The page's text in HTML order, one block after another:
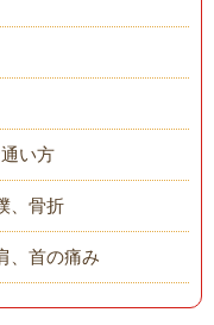
い方
、骨折
、首の痛み